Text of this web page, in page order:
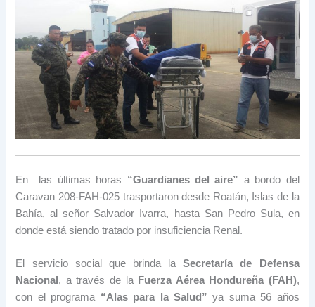
En las últimas horas “Guardianes del aire” a bordo del
Caravan 208-FAH-025 trasportaron desde Roatán, Islas de la
Bahía, al señor Salvador Ivarra, hasta San Pedro Sula, en
donde está siendo tratado por insuficiencia Renal.
El servicio social que brinda laSecretaría de Defensa
Nacional , a través de la Fuerza Aérea Hondureña (FAH),
con el programa “Alas para la Salud” ya suma 56 años